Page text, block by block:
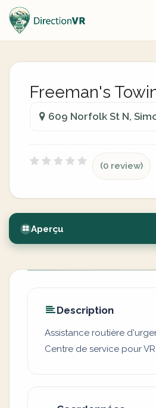
Freeman's
609 Norfolk St N,
(0 review)
Aperçu
Description
Assistance routière
Centre de service pour